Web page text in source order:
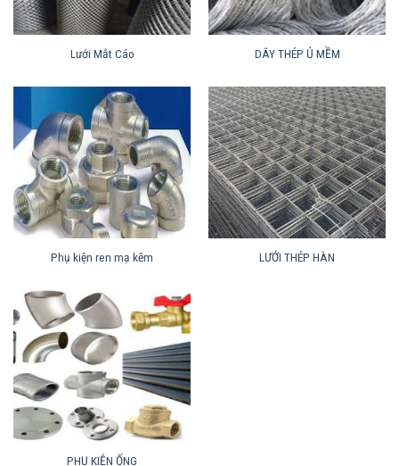
Lưới Mắt Cáo DÂY THÉP Ủ MỀM
Phụ kiện ren mạ kẽm LƯỚI THÉP HÀN
PHỤ KIỆN ỐNG